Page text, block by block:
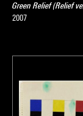
Green Relief (Relief
2007